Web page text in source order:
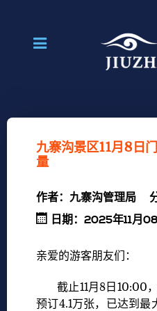
九寨沟景区11月8日
量
作者： 九寨沟管理局
日期：2025年11月
亲爱的游客朋友们：
截止11月8日10:00
预订4.1万张，已达到最